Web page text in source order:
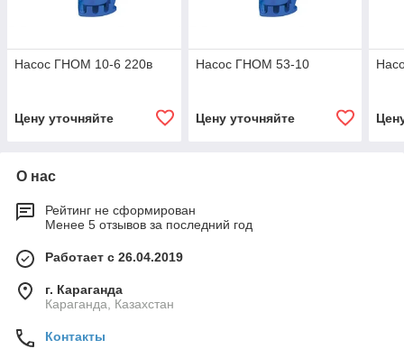
Насос ГНОМ 10-6 220в
Цену уточняйте
Насос ГНОМ 53-10
Цену уточняйте
О нас
Рейтинг не сформирован
Менее 5 отзывов за последний год
Работает с 26.04.2019
г. Караганда
Караганда, Казахстан
Контакты